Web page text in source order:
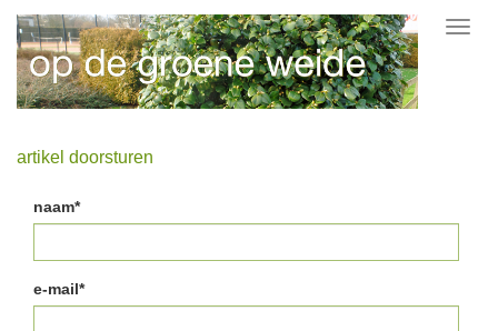
artikel doorsturen
naam*
e-mail*